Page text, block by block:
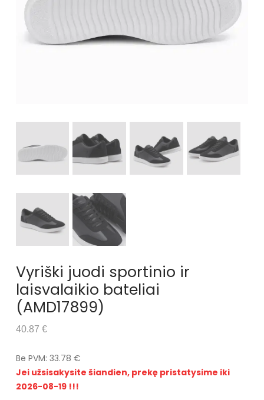
Vyriški juodi sportinio ir
laisvalaikio bateliai
(AMD17899)
40.87 €
Be PVM: 33.78 €
Jei užsisakysite šiandien, prekę pristatysime iki
2026-08-19 !!!